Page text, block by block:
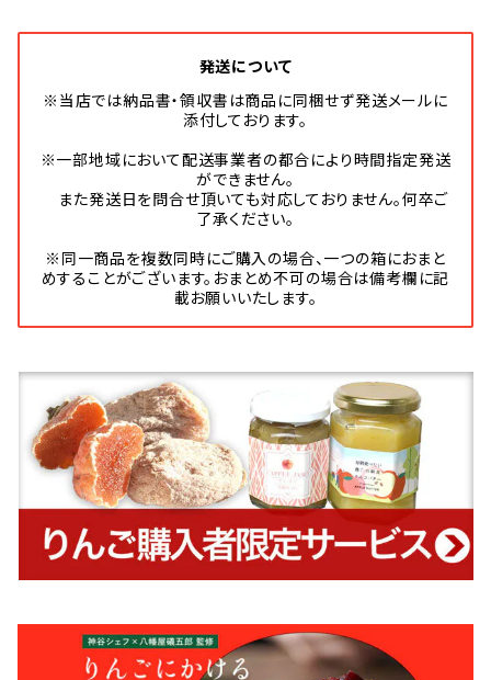
発送について
※当店では納品書・領収書は商品に同梱せず発送メールに
添付しております。
※一部地域において配送事業者の都合により時間指定発送
ができません。
また発送日を問合せ頂いても対応しておりません。何卒ご
了承ください。
※同一商品を複数同時にご購入の場合、一つの箱におまと
めすることがございます。おまとめ不可の場合は備考欄に記
載お願いいたします。